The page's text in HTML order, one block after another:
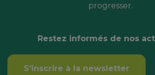
progresser.
Restez informés de nos
S'inscrire à la newsletter